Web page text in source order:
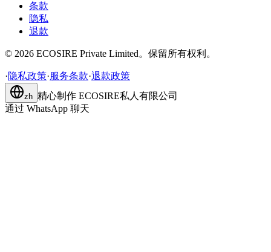
条款
隐私
退款
© 2026 ECOSIRE Private Limited。保留所有权利。
·隐私政策·服务条款·退款政策
zh 精心制作 ECOSIRE私人有限公司
通过 WhatsApp 聊天